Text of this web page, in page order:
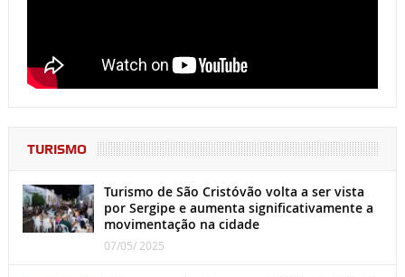
TURISMO
Turismo de São Cristóvão volta a ser vista
por Sergipe e aumenta significativamente a
movimentação na cidade
07/05/ 2025